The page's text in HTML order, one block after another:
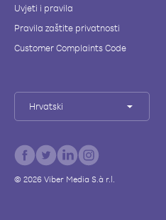
Uvjeti i pravila
Pravila zaštite privatnosti
Customer Complaints Code
Hrvatski
© 2026Viber Media S.à r.l.